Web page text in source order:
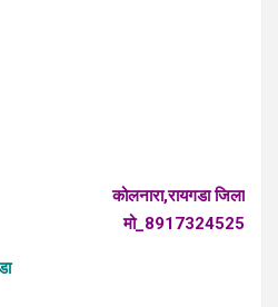
कोलनारा,रायगडा जिला
मो_8917324525